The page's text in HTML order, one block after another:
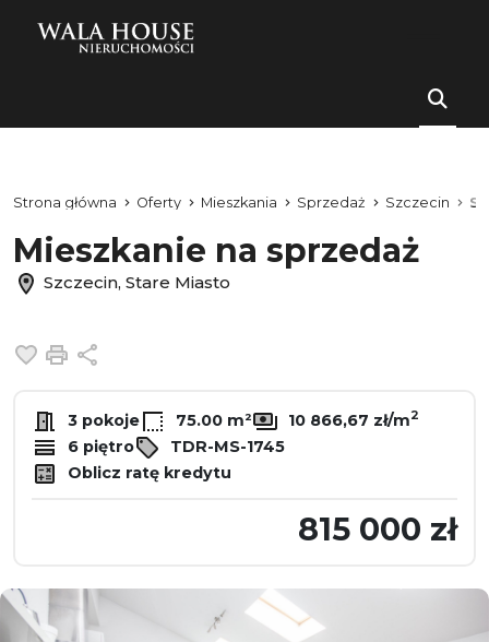
Strona główna Oferty Mieszkania Sprzedaż Szczecin
Mieszkanie na sprzedaż
Szczecin, Stare Miasto
Dodaj do ulubionych
Drukuj
3 pokoje 75.00 m² 10 866,67 zł/m2
6 piętro
TDR-MS-1745
Oblicz ratę kredytu
815 000 zł